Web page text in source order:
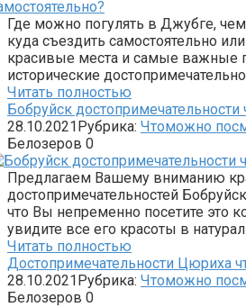
Где можно погулять в Джубге, чем
куда съездить самостоятельно
красивые места и самые важные
исторические
Читать полностью
Бобруйск достопримечательности
28.10.2021Рубрика: Чтоможно
Белозеров 0
Предлагаем Вашему вниманию
достопримечательностей
что Вы непременно посетите это
увидите все его красоты в
Читать полностью
Достопримечательности Цюриха
28.10.2021Рубрика: Чтоможно
Белозеров 0